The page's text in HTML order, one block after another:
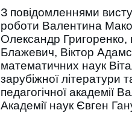
З повідомленнями
роботи Валентина
Олександр Григоренко,
Блажевич, Віктор
математичних наук
зарубіжної літератури
педагогічної академії
Академії наук Євген